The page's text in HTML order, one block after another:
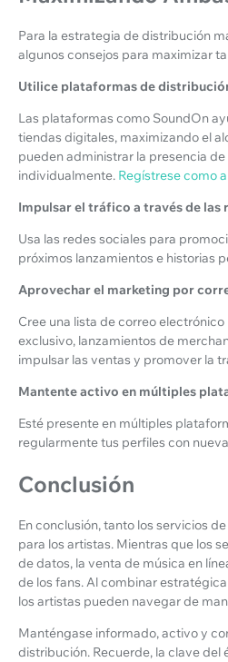
Para la estrategia de distribución
algunos consejos para maximizar
Utilice plataformas de
Las plataformas como SoundOn
tiendas digitales, maximizando el
pueden administrar la presencia
individualmente. Regístrese como
Impulsar el tráfico a través de las
Usa las redes sociales para
próximos lanzamientos e historias
Aprovechar el marketing por
Cree una lista de correo
exclusivo, lanzamientos de
impulsar las ventas y promover la
Mantente activo en múltiples
Esté presente en múltiples
regularmente tus perfiles con
Conclusión
En conclusión, tanto los servicios
para los artistas. Mientras que los
de datos, la venta de música en
de los fans. Al combinar
los artistas pueden navegar de
Manténgase informado, activo y
distribución. Recuerde, la clave